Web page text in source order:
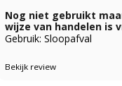
Nog niet gebruikt
wijze van handelen is
Gebruik: Sloopafval
Bekijk review